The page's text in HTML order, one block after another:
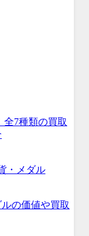
全7種類の買取
の価値や買取